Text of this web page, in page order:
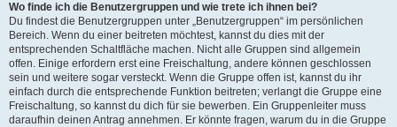
Wo finde ich die Benutzergruppen und wie trete ich ihnen bei?
Du findest die Benutzergruppen unter „Benutzergruppen“ im persönlichen
Bereich. Wenn du einer beitreten möchtest, kannst du dies mit der
entsprechenden Schaltfläche machen. Nicht alle Gruppen sind allgemein
offen. Einige erfordern erst eine Freischaltung, andere können geschlossen
sein und weitere sogar versteckt. Wenn die Gruppe offen ist, kannst du ihr
einfach durch die entsprechende Funktion beitreten; verlangt die Gruppe eine
Freischaltung, so kannst du dich für sie bewerben. Ein Gruppenleiter muss
daraufhin deinen Antrag annehmen. Er könnte fragen, warum du in die Gruppe